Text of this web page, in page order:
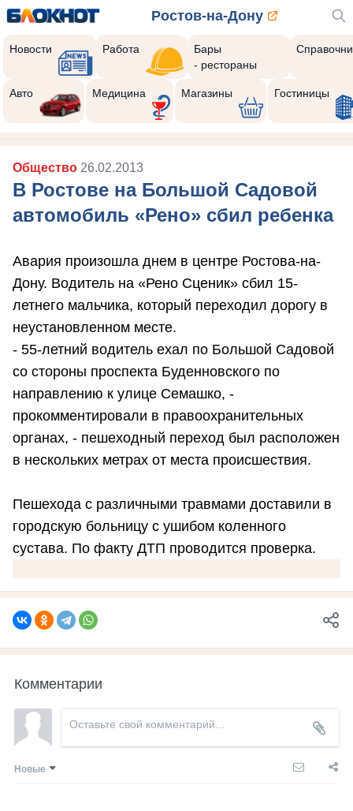
Ростов-на-Дону
Новости Работа
Бары
- рестораны
Авто Медицина Магазины Гостиницы
Общество 26.02.2013
В Ростове на Большой Садовой
автомобиль «Рено» сбил ребенка
Авария произошла днем в центре Ростова-на-
Дону. Водитель на «Рено Сценик» сбил 15-
летнего мальчика, который переходил дорогу в
неустановленном месте.
- 55-летний водитель ехал по Большой Садовой
со стороны проспекта Буденновского по
направлению к улице Семашко, -
прокомментировали в правоохранительных
органах, - пешеходный переход был расположен
в нескольких метрах от места происшествия.
Пешехода с различными травмами доставили в
городскую больницу с ушибом коленного
сустава. По факту ДТП проводится проверка.
Комментарии
Новые